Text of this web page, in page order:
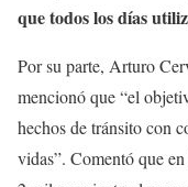
que todos los días
Por su parte, Arturo
mencionó que “el
hechos de tránsito con
vidas”. Comentó que